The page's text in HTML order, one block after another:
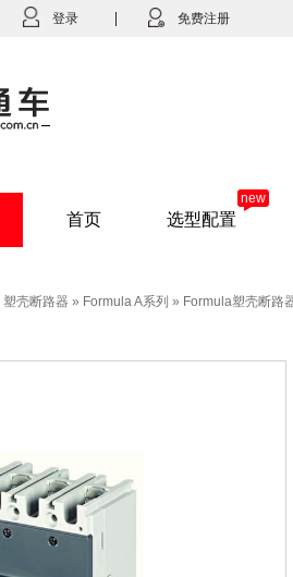
登录 免费注册
首页 选型配置
new
塑壳断路器 » Formula A系列 » Formula塑壳断路